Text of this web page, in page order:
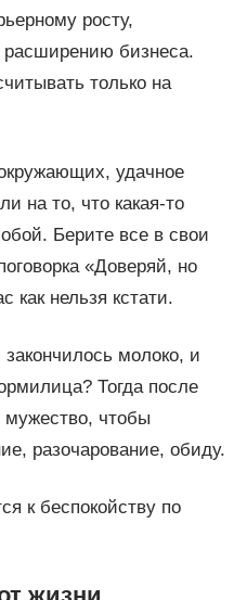
росту,
бизнеса.
только на
удачное
на то, что какая-то
Берите все в свои
«Доверяй, но
как нельзя кстати.
молоко, и
Тогда после
мужество, чтобы
разочарование, обиду.
к беспокойству по